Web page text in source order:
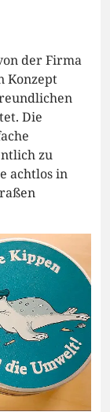
der Firma
Konzept
Die
zu
achtlos in